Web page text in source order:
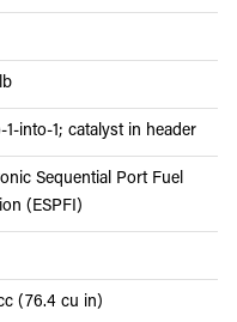
1-into-1; catalyst in header
Sequential Port Fuel
(ESPFI)
(76.4 cu in)